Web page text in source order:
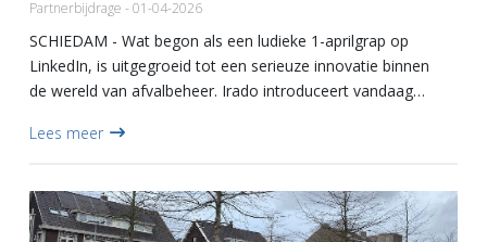
Partnerbijdrage - 01-04-2026
SCHIEDAM - Wat begon als een ludieke 1-aprilgrap op
LinkedIn, is uitgegroeid tot een serieuze innovatie binnen
de wereld van afvalbeheer. Irado introduceert vandaag
geeft...
Lees meer